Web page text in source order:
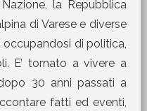
la Repubblica
di Varese e diverse
di politica,
E’ tornato a vivere a
30 anni passati a
fatti ed eventi,